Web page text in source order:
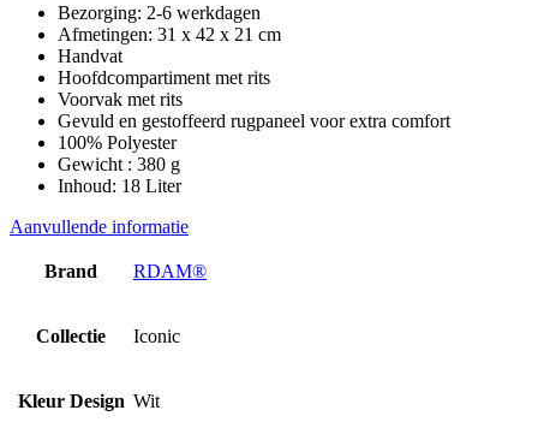
Bezorging: 2-6 werkdagen
Afmetingen: 31 x 42 x 21 cm
Handvat
Hoofdcompartiment met rits
Voorvak met rits
Gevuld en gestoffeerd rugpaneel voor extra comfort
100% Polyester
Gewicht : 380 g
Inhoud: 18 Liter
Aanvullende informatie
Brand RDAM®
Collectie Iconic
Kleur Design Wit